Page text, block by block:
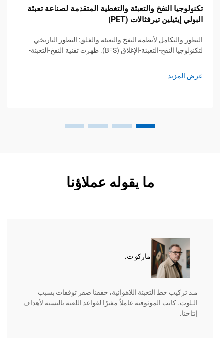
تكنولوجيا النفخ والتعبئة والتغطية المتقدمة لصناعة تعبئة
البولي إيثيلين تيرفثالات (PET)
التطور والتكامل لأنظمة النفخ والتعبئة والغلق: التطور التاريخي
لتكنولوجيا النفخ-التعبئة-الإغلاق (BFS). ظهرت تقنية النفخ-التعبئة-
عرض المزيد
ما يقوله عملاؤنا
ماركو ت.
منذ تركيب خط التعبئة اللاهوائية، حققنا صفر توقفات بسبب
التلوث. كانت الموثوقية عاملاً مغيرًا لقواعد اللعبة بالنسبة لأهداف
إنتاجنا.